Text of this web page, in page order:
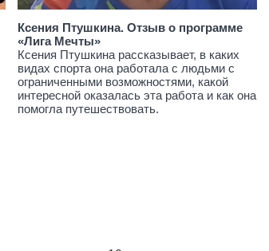
Ксения Птушкина. Отзыв о программе
«Лига Мечты»
Ксения Птушкина рассказывает, в каких
видах спорта она работала с людьми с
ограниченными возможностями, какой
интересной оказалась эта работа и как она
помогла путешествовать.